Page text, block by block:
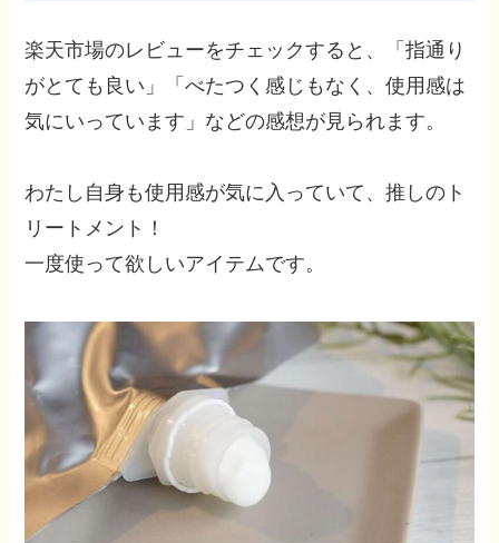
楽天市場のレビューをチェックすると、「指通り
がとても良い」「べたつく感じもなく、使用感は
気にいっています」などの感想が見られます。
わたし自身も使用感が気に入っていて、推しのト
リートメント！
一度使って欲しいアイテムです。